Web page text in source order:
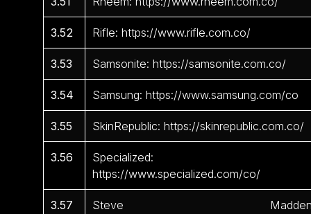
3.52 Rifle: https://www.rifle.com.co/
3.53 Samsonite: https://samsonite.com.co/
3.54 Samsung: https://www.samsung.com/co
3.55 SkinRepublic: https://skinrepublic.com.co/
3.56
Specialized:
https://www.specialized.com/co/
3.57
Steve